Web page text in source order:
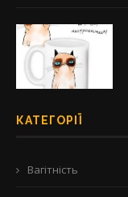
КАТЕГОРІЇ
Вагітність